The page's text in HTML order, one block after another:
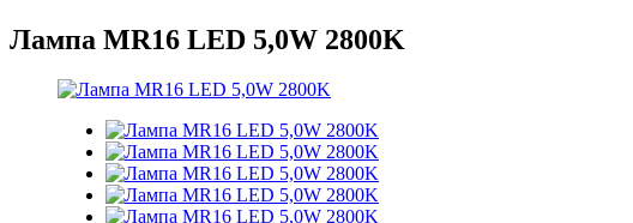
Лампа MR16 LED 5,0W 2800K